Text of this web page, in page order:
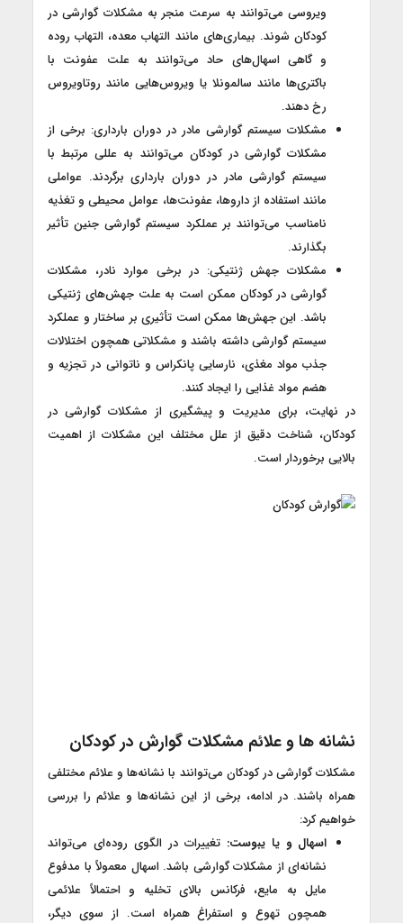
ویروسی می‌توانند به سرعت منجر به مشکلات گوارشی در
کودکان شوند. بیماری‌های مانند التهاب معده، التهاب روده
و گاهی اسهال‌های حاد می‌توانند به علت عفونت با
باکتری‌ها مانند سالمونلا یا ویروس‌هایی مانند روتاویروس
رخ دهند.
مشکلات سیستم گوارشی مادر در دوران بارداری: برخی از
مشکلات گوارشی در کودکان می‌توانند به عللی مرتبط با
سیستم گوارشی مادر در دوران بارداری برگردند. عواملی
مانند استفاده از داروها، عفونت‌ها، عوامل محیطی و تغذیه
نامناسب می‌توانند بر عملکرد سیستم گوارشی جنین تأثیر
بگذارند.
مشکلات جهش ژنتیکی: در برخی موارد نادر، مشکلات
گوارشی در کودکان ممکن است به علت جهش‌های ژنتیکی
باشد. این جهش‌ها ممکن است تأثیری بر ساختار و عملکرد
سیستم گوارشی داشته باشند و مشکلاتی همچون اختلالات
جذب مواد مغذی، نارسایی پانکراس و ناتوانی در تجزیه و
هضم مواد غذایی را ایجاد کنند.
در نهایت، برای مدیریت و پیشگیری از مشکلات گوارشی در
کودکان، شناخت دقیق از علل مختلف این مشکلات از اهمیت
بالایی برخوردار است.
نشانه ها و علائم مشکلات گوارش در کودکان
مشکلات گوارشی در کودکان می‌توانند با نشانه‌ها و علائم مختلفی
همراه باشند. در ادامه، برخی از این نشانه‌ها و علائم را بررسی
خواهیم کرد:
اسهال و یا یبوست: تغییرات در الگوی روده‌ای می‌تواند
نشانه‌ای از مشکلات گوارشی باشد. اسهال معمولاً با مدفوع‌
مایل به مایع، فرکانس بالای تخلیه و احتمالاً علائمی
همچون تهوع و استفراغ همراه است. از سوی دیگر،